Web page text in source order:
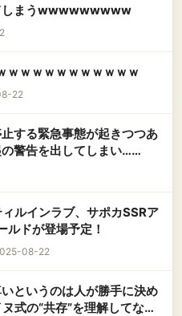
しまうwwwwwwwww
ｗｗｗｗｗｗｗｗｗｗｗ
22
する緊急事態が起きつつあ
警告を出してしまい……
ルインラブ、サポカSSRア
ルドが登場予定！
08-22
というのは人が勝手に決め
式の“共存”を理解してな